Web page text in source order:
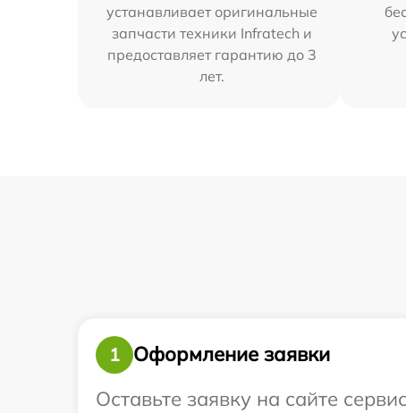
устанавливает оригинальные
запчасти техники Infratech и
предоставляет гарантию до 3
лет.
1
Оформление заявки
Оставьте заявку на сайте